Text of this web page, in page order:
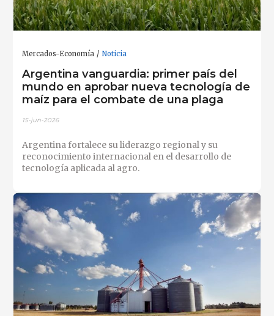
Mercados-Economía Noticia
Argentina vanguardia: primer país del
mundo en aprobar nueva tecnología de
maíz para el combate de una plaga
15-jun-2026
Argentina fortalece su liderazgo regional y su
reconocimiento internacional en el desarrollo de
tecnología aplicada al agro.